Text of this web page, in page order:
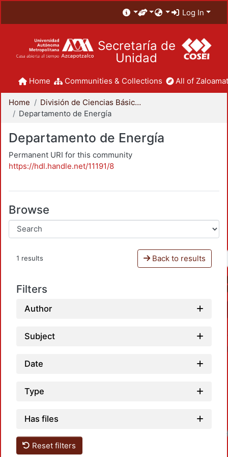
Log In
Secretaría de
Unidad
Home Communities & Collections All of
Home
División de Ciencias Básicas e Ingeniería
Departamento de Energía
Departamento de Energía
Permanent URI for this community
https://hdl.handle.net/11191/8
Browse
1 results Back to results
Filters
Author
Subject
Date
Type
Has files
Reset filters